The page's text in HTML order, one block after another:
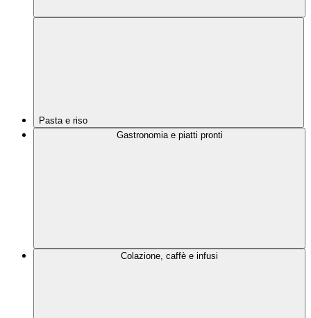
Pasta e riso
Gastronomia e piatti pronti
Colazione, caffè e infusi